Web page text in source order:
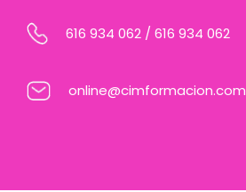
616 934 062 / 616 934 062
online@cimformacion.com